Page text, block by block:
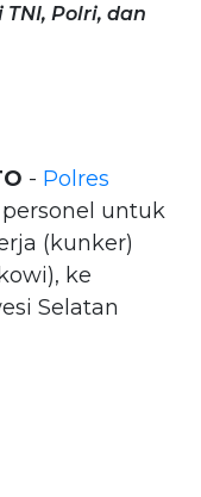
Polri, dan
- Polres
untuk
(kunker)
ke
Selatan